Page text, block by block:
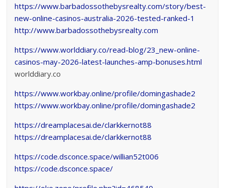
https://www.barbadossothebysrealty.com/story/best-
new-online-casinos-australia-2026-tested-ranked-1
http://www.barbadossothebysrealty.com
https://www.worlddiary.co/read-blog/23_new-online-
casinos-may-2026-latest-launches-amp-bonuses.html
worlddiary.co
https://www.workbay.online/profile/domingashade2
https://www.workbay.online/profile/domingashade2
https://dreamplacesai.de/clarkkernot88
https://dreamplacesai.de/clarkkernot88
https://code.dsconce.space/willian52t006
https://code.dsconce.space/